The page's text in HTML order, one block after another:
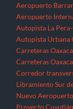
Aeropuerto
Aeropuerto
Autopista La
Autopista Urbana
Carreteras
Carreteras
Corredor
Libramiento Sur
Nuevo
Proyecto